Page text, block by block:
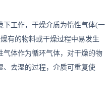
下工作，干燥介质为惰性气体(一
有的物料或干燥过程中易发生
气体作为循环气体，对干燥的物
、去湿的过程，介质可重复使